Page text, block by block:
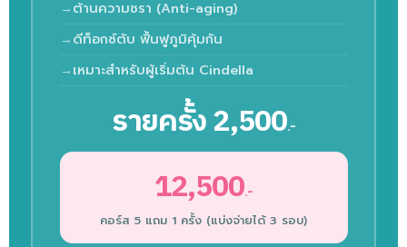
ต้านความชรา (Anti-aging)
ดีท็อกซ์ตับ ฟื้นฟูภูมิคุ้มกัน
เหมาะสำหรับผู้เริ่มต้น Cindella
รายครั้ง 2,500.-
12,500.-
คอร์ส 5 แถม 1 ครั้ง (แบ่งจ่ายได้ 3 รอบ)